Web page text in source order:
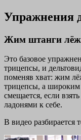
Упражнения
Жим штанги
Это базовое
трицепсы, и
поменяв хват: жим
трицепсы, а широким
смещается, если
ладонями к себе.
В видео разбирается